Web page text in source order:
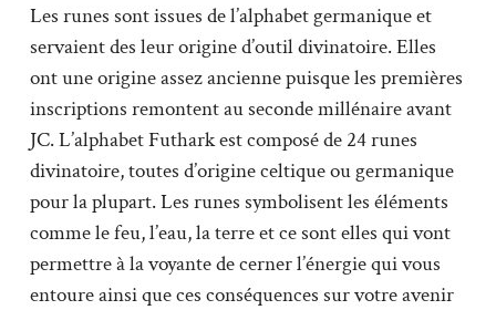
Les runes sont issues de l’alphabet germanique et
servaient des leur origine d’outil divinatoire. Elles
ont une origine assez ancienne puisque les premières
inscriptions remontent au seconde millénaire avant
JC. L’alphabet Futhark est composé de 24 runes
divinatoire, toutes d’origine celtique ou germanique
pour la plupart. Les runes symbolisent les éléments
comme le feu, l’eau, la terre et ce sont elles qui vont
permettre à la voyante de cerner l’énergie qui vous
entoure ainsi que ces conséquences sur votre avenir